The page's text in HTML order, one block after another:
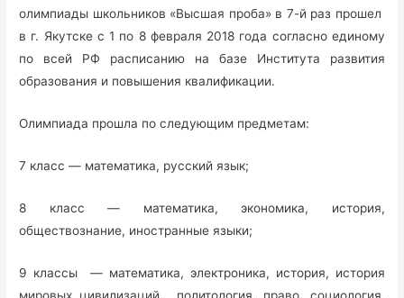
олимпиады школьников «Высшая проба» в 7-й раз прошел
в г. Якутске с 1 по 8 февраля 2018 года согласно единому
по всей РФ расписанию на базе Института развития
образования и повышения квалификации.
Олимпиада прошла по следующим предметам:
7 класс — математика, русский язык;
8 класс — математика, экономика, история,
обществознание, иностранные языки;
9 классы — математика, электроника, история, история